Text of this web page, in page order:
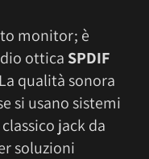
monitor; è
ottica SPDIF
qualità sonora
si usano sistemi
jack da
soluzioni